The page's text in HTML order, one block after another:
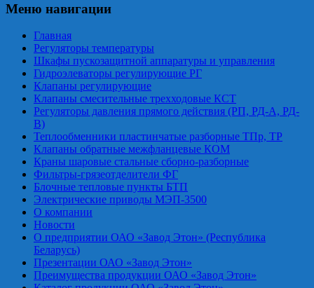
Меню навигации
Главная
Регуляторы температуры
Шкафы пускозащитной аппаратуры и управления
Гидроэлеваторы регулирующие РГ
Клапаны регулирующие
Клапаны смесительные трехходовые КСТ
Регуляторы давления прямого действия (РП, РД-А, РД-
В)
Теплообменники пластинчатые разборные ТПр, ТР
Клапаны обратные межфланцевые КОМ
Краны шаровые стальные сборно-разборные
Фильтры-грязеотделители ФГ
Блочные тепловые пункты БТП
Электрические приводы МЭП-3500
О компании
Новости
О предприятии ОАО «Завод Этон» (Республика
Беларусь)
Презентации ОАО «Завод Этон»
Преимущества продукции ОАО «Завод Этон»